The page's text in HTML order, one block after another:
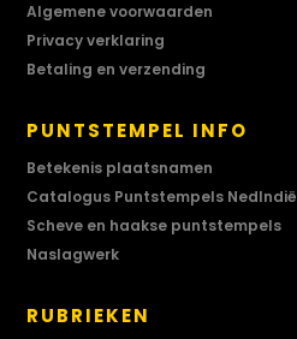
Algemene voorwaarden
Privacy verklaring
Betaling en verzending
PUNTSTEMPEL INFO
Betekenis plaatsnamen
Catalogus Puntstempels NedIndië
Scheve en haakse puntstempels
Naslagwerk
RUBRIEKEN